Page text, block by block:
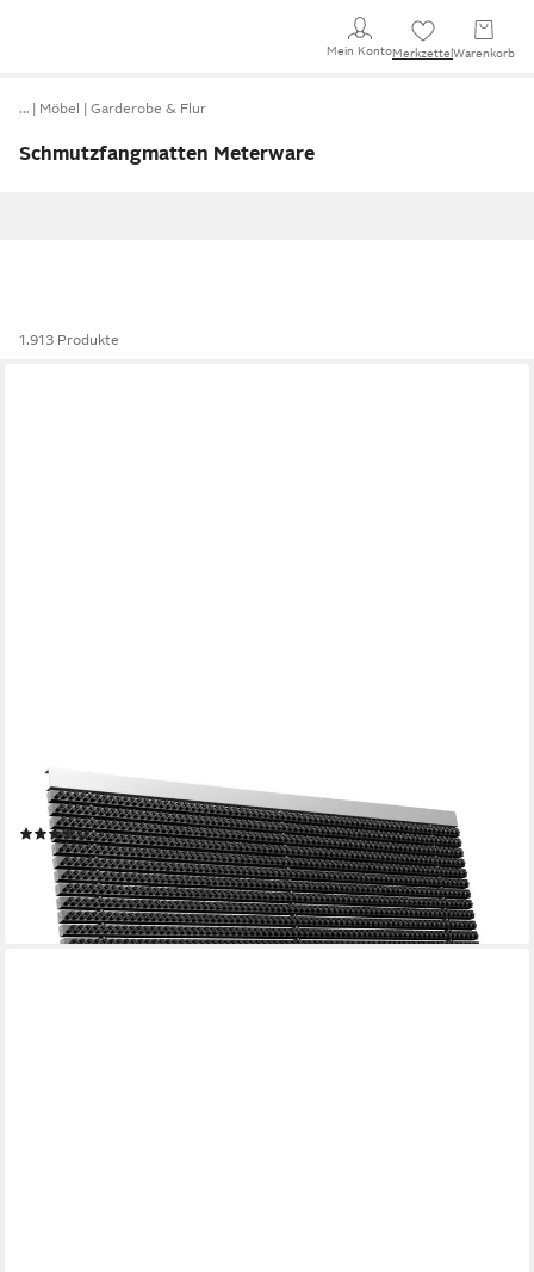
Mein KontoMerkzettel Warenkorb
… Möbel Garderobe & Flur
Schmutzfangmatten Meterware
1.913 Produkte
Fußmatte DUROMAS, Rechteckig, Höhe: 22 mm, Fußabtreter
aus Alu & PP, für Außen, rutschfest, wetterfest, robust
(3)
ab 129,95 €
lieferbar - in 3-4 Werktagen bei dir